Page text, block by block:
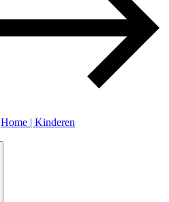
Home | Kinderen